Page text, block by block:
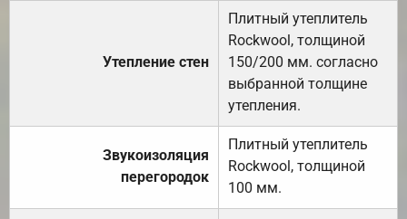
Утепление стен
Плитный утеплитель
Rockwool, толщиной
150/200 мм. согласно
выбранной толщине
утепления.
Звукоизоляция
перегородок
Плитный утеплитель
Rockwool, толщиной
100 мм.